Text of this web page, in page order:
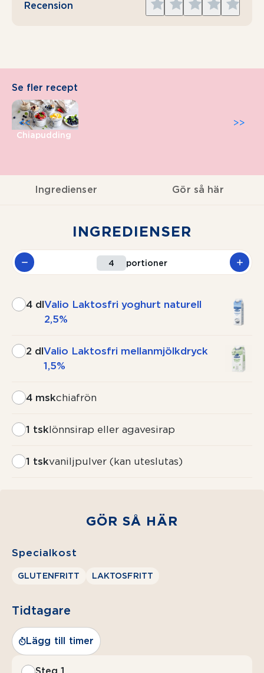
Recension
Give
5
Give
4
Give
3
Give
2
Give
1
Se fler recept
Chiapudding
>>
<<
Ingredienser Gör så här
INGREDIENSER
portioner
4 dlValio Laktosfri yoghurt naturell
2,5%
2 dlValio Laktosfri mellanmjölkdryck
1,5%
4 mskchiafrön
1 tsklönnsirap eller agavesirap
1 tskvaniljpulver (kan uteslutas)
GÖR SÅ HÄR
Specialkost
GLUTENFRITT LAKTOSFRITT
Tidtagare
Lägg till timer